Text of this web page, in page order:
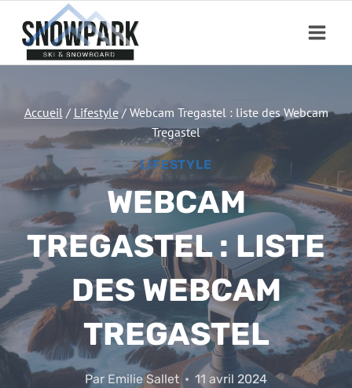
contenu
Accueil / Lifestyle / Webcam Tregastel : liste des Webcam
Tregastel
LIFESTYLE
WEBCAM
TREGASTEL : LISTE
DES WEBCAM
TREGASTEL
Par Emilie Sallet 11 avril 2024